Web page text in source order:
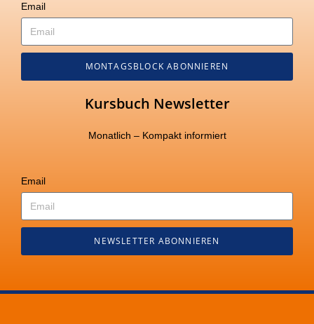
Email
MONTAGSBLOCK ABONNIEREN
Kursbuch Newsletter
Monatlich – Kompakt informiert
Email
NEWSLETTER ABONNIEREN